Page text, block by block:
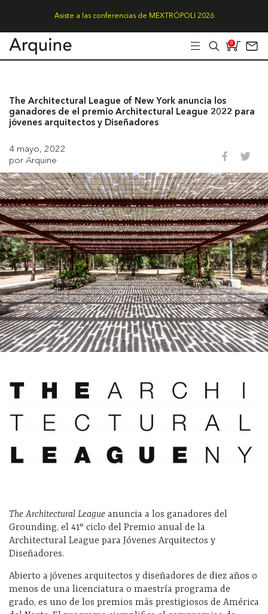
Asiste a las conferencias de MEXTRÓPOLI 2026
0
The Architectural League of New York anuncia los
ganadores de el premio Architectural League 2022 para
jóvenes arquitectos y Diseñadores
4 mayo, 2022
por Arquine
The Architectural League anuncia a los ganadores del
Grounding, el 41° ciclo del Premio anual de la
Architectural League para Jóvenes Arquitectos y
Diseñadores.
Abierto a jóvenes arquitectos y diseñadores de diez años o
menos de una licenciatura o maestría programa de
grado, es uno de los premios más prestigiosos de América